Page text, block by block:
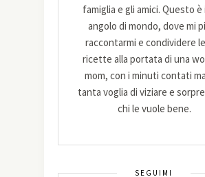
famiglia e gli amici. Questo è
angolo di mondo, dove mi
raccontarmi e condividere
ricette alla portata di una
mom, con i minuti contati
tanta voglia di viziare e
chi le vuole bene.
SEGUIMI